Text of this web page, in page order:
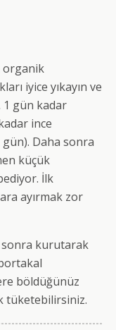
organik
iyice yıkayın ve
1 gün kadar
ince
Daha sonra
küçük
İlk
ayırmak zor
sonra kurutarak
böldüğünüz
tüketebilirsiniz.